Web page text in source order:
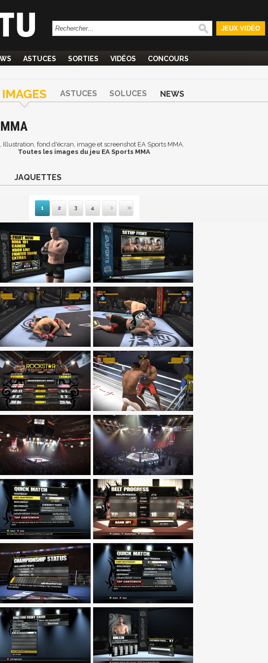
JEUX VIDÉO
ASTUCES SORTIES VIDÉOS CONCOURS
IMAGES ASTUCES SOLUCES NEWS
MMA
Illustration, fond d'écran, image et screenshot EA Sports MMA.
Toutes les images du jeu EA Sports MMA
JAQUETTES
1 2 3 4
Suivante
Dernière